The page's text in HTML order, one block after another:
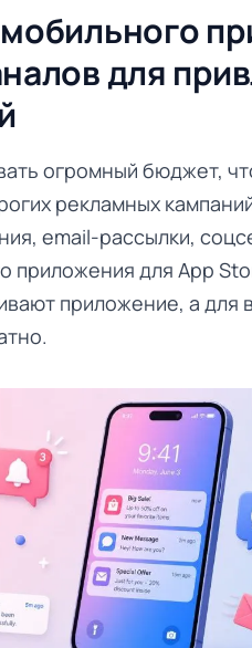
для
огромный бюджет,
рекламных
email-рассылки,
приложения для App
приложение, а для